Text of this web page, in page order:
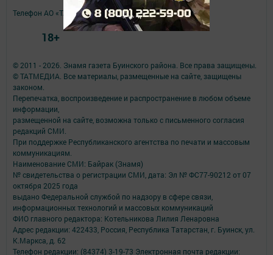
© 2011 - 2026. Знамя газета Буинского района. Все права защищены.
© ТАТМЕДИА. Все материалы, размещенные на сайте, защищены
законом.
Перепечатка, воспроизведение и распространение в любом объеме
информации,
размещенной на сайте, возможна только с письменного согласия
редакций СМИ.
При поддержке Республиканского агентства по печати и массовым
коммуникациям.
Наименование СМИ: Байрак (Знамя)
№ свидетельства о регистрации СМИ, дата: Эл № ФС77-90212 от 07
октября 2025 года
выдано Федеральной службой по надзору в сфере связи,
информационных технологий и массовых коммуникаций
ФИО главного редактора: Котельникова Лилия Ленаровна
Адрес редакции: 422433, Россия, Республика Татарстан, г. Буинск, ул.
К.Маркса, д. 62
Телефон редакции: (84374) 3-19-73 Электронная почта редакции:
Телефон АО «ТАТМЕДИА»:(843) 222 09 84
18+